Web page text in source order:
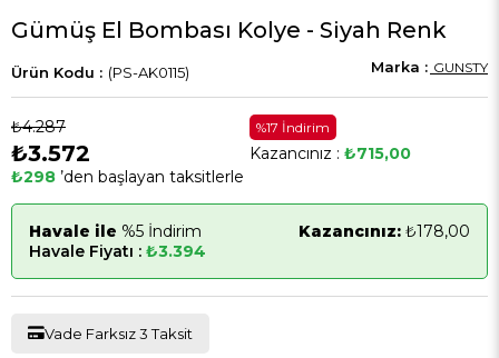
Gümüş El Bombası Kolye - Siyah Renk
(PS-AK0115) GUNSTY
₺4.287 %17 İndirim
₺3.572 Kazancınız : ₺715,00
₺298 ’den başlayan taksitlerle
Havale ile %5 İndirim Kazancınız: ₺178,00
Havale Fiyatı : ₺3.394
Vade Farksız 3 Taksit